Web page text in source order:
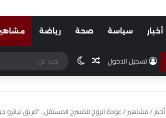
أخبار سياسة صحة رياضة
تسجيل الدخول مقال عشوائي
الوضع المظلم
أخبار/مشاهير/عودة الروح للمسرح المستقل.. “فريق تياترو جيم”